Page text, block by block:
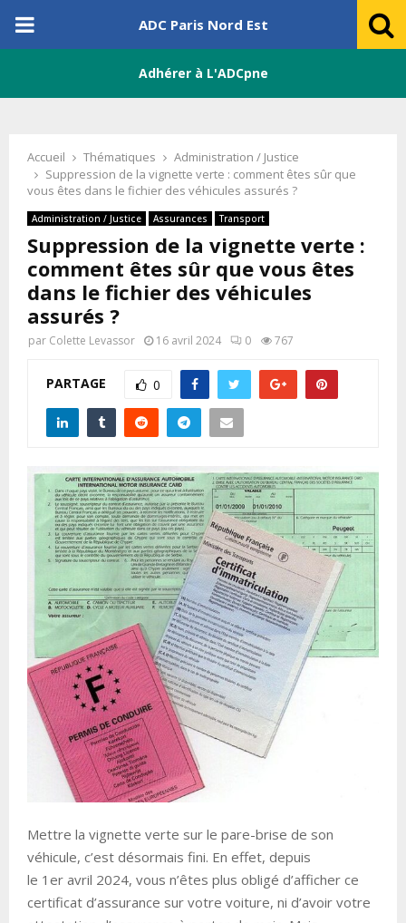
PRIMARY
ADC Paris Nord Est
Adhérer à L'ADCpne
Accueil Thématiques
Administration / Justice
Suppression de la vignette verte : comment êtes sûr que
vous êtes dans le fichier des véhicules assurés ?
Administration / Justice Assurances Transport
Suppression de la vignette verte :
comment êtes sûr que vous êtes
dans le fichier des véhicules
assurés ?
par Colette Levassor 16 avril 2024 0 767
PARTAGE 0
Mettre la vignette verte sur le pare-brise de son
véhicule, c’est désormais fini. En effet, depuis
le 1er avril 2024, vous n’êtes plus obligé d’afficher ce
certificat d’assurance sur votre voiture, ni d’avoir votre